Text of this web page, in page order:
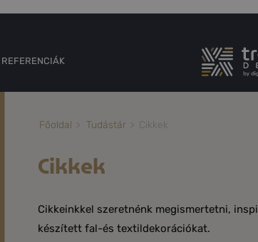
REFERENCIÁK
Főoldal Tudástár Cikkek
Cikkek
Cikkeinkkel szeretnénk megismertetni,
készített fal-és textildekorációkat.